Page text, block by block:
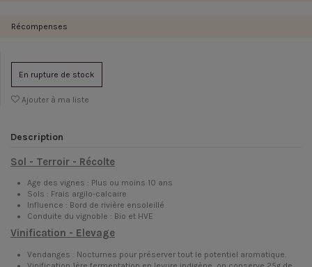
Récompenses
En rupture de stock
Ajouter à ma liste
Description
Sol - Terroir - Récolte
Age des vignes : Plus ou moins 10 ans
Sols : Frais argilo-calcaire
Influence : Bord de rivière ensoleillé
Conduite du vignoble : Bio et HVE
Vinification - Elevage
Vendanges : Nocturnes pour préserver tout le potentiel aromatique.